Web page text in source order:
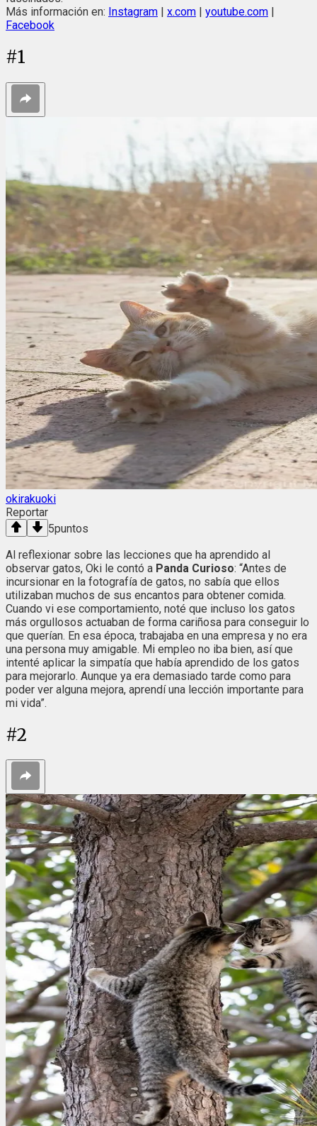
Más información en: Instagram | x.com | youtube.com |
Facebook
#1
okirakuoki
Reportar
5puntos
Al reflexionar sobre las lecciones que ha aprendido al
observar gatos, Oki le contó a Panda Curioso: “Antes de
incursionar en la fotografía de gatos, no sabía que ellos
utilizaban muchos de sus encantos para obtener comida.
Cuando vi ese comportamiento, noté que incluso los gatos
más orgullosos actuaban de forma cariñosa para conseguir lo
que querían. En esa época, trabajaba en una empresa y no era
una persona muy amigable. Mi empleo no iba bien, así que
intenté aplicar la simpatía que había aprendido de los gatos
para mejorarlo. Aunque ya era demasiado tarde como para
poder ver alguna mejora, aprendí una lección importante para
mi vida”.
#2